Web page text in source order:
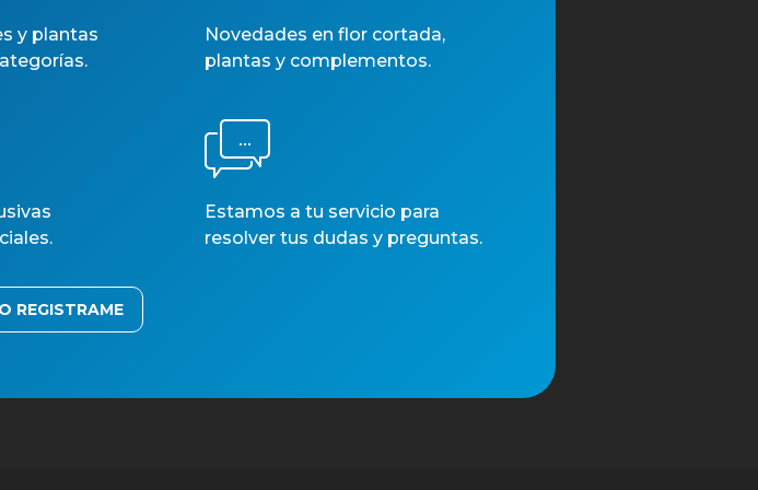
y plantas
Novedades en flor cortada,
plantas y complementos.
Estamos a tu servicio para
resolver tus dudas y preguntas.
REGISTRAME